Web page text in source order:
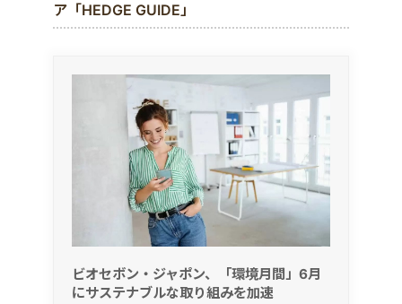
ア「HEDGE GUIDE」
ビオセボン・ジャポン、「環境月間」6月
にサステナブルな取り組みを加速